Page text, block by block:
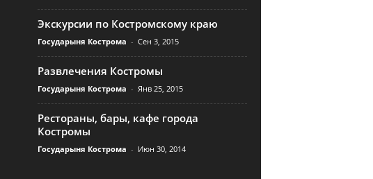
Экскурсии по Костромскому краю
Государыня Кострома - Сен 3, 2015
Развлечения Костромы
Государыня Кострома - Янв 25, 2015
Рестораны, бары, кафе города
Костромы
Государыня Кострома - Июн 30, 2014